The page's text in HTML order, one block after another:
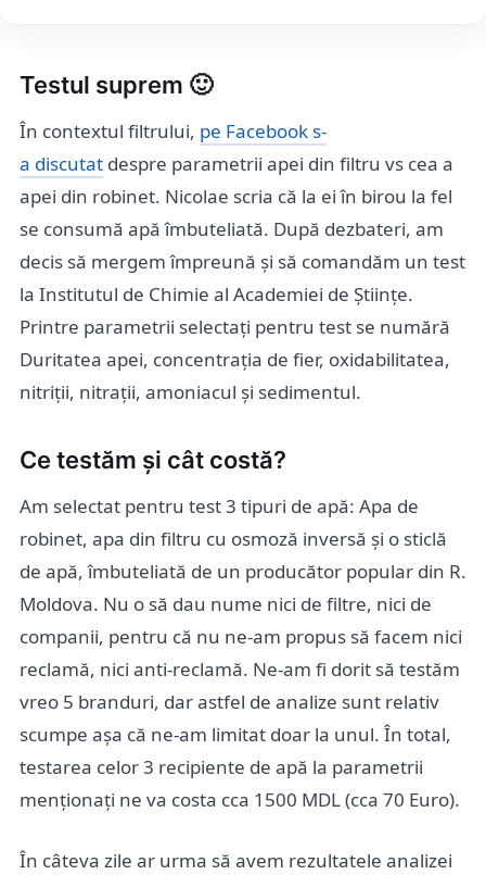
Testul suprem 🙂
În contextul filtrului, pe Facebook s-
a discutat despre parametrii apei din filtru vs cea a
apei din robinet. Nicolae scria că la ei în birou la fel
se consumă apă îmbuteliată. După dezbateri, am
decis să mergem împreună și să comandăm un test
la Institutul de Chimie al Academiei de Științe.
Printre parametrii selectați pentru test se numără
Duritatea apei, concentrația de fier, oxidabilitatea,
nitriții, nitrații, amoniacul și sedimentul.
Ce testăm și cât costă?
Am selectat pentru test 3 tipuri de apă: Apa de
robinet, apa din filtru cu osmoză inversă și o sticlă
de apă, îmbuteliată de un producător popular din R.
Moldova. Nu o să dau nume nici de filtre, nici de
companii, pentru că nu ne-am propus să facem nici
reclamă, nici anti-reclamă. Ne-am fi dorit să testăm
vreo 5 branduri, dar astfel de analize sunt relativ
scumpe așa că ne-am limitat doar la unul. În total,
testarea celor 3 recipiente de apă la parametrii
menționați ne va costa cca 1500 MDL (cca 70 Euro).
În câteva zile ar urma să avem rezultatele analizei